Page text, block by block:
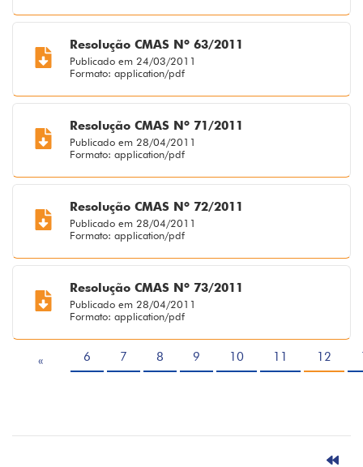
Resolução CMAS Nº 63/2011
Publicado em 24/03/2011
Formato: application/pdf
Resolução CMAS Nº 71/2011
Publicado em 28/04/2011
Formato: application/pdf
Resolução CMAS Nº 72/2011
Publicado em 28/04/2011
Formato: application/pdf
Resolução CMAS Nº 73/2011
Publicado em 28/04/2011
Formato: application/pdf
« 6 7 8 9 10 11 12